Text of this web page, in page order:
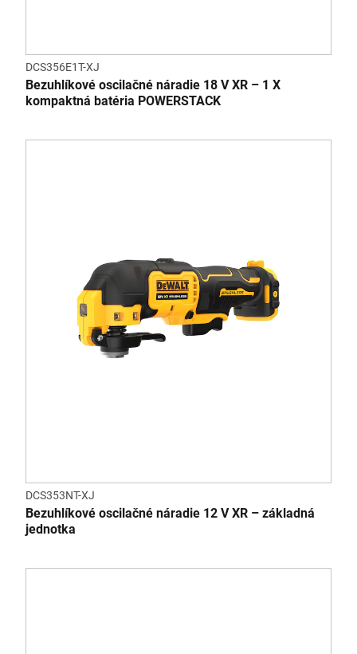
DCS356E1T-XJ
Bezuhlíkové oscilačné náradie 18 V XR – 1 X
kompaktná batéria POWERSTACK
DCS353NT-XJ
Bezuhlíkové oscilačné náradie 12 V XR – základná
jednotka